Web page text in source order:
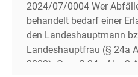
2024/07/0004 Wer
behandelt bedarf einer
den Landeshauptmann
Landeshauptfrau (§ 24a
2002). Gem § 24a Abs 2